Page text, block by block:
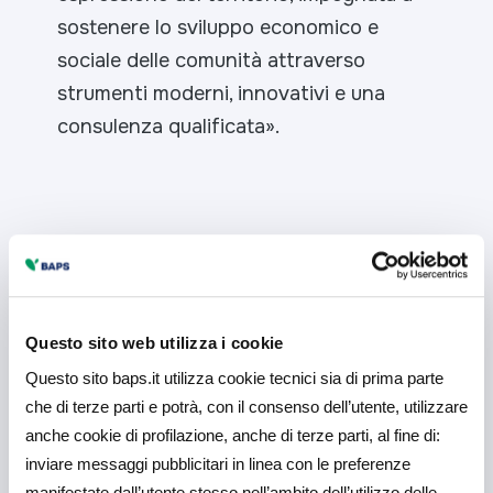
Questo sito web utilizza i cookie
Questo sito baps.it utilizza cookie tecnici sia di prima parte
che di terze parti e potrà, con il consenso dell’utente, utilizzare
anche cookie di profilazione, anche di terze parti, al fine di:
inviare messaggi pubblicitari in linea con le preferenze
sostenere lo sviluppo economico e
sociale delle comunità attraverso
strumenti moderni, innovativi e una
consulenza qualificata».
Potrebbe interessarti
anche